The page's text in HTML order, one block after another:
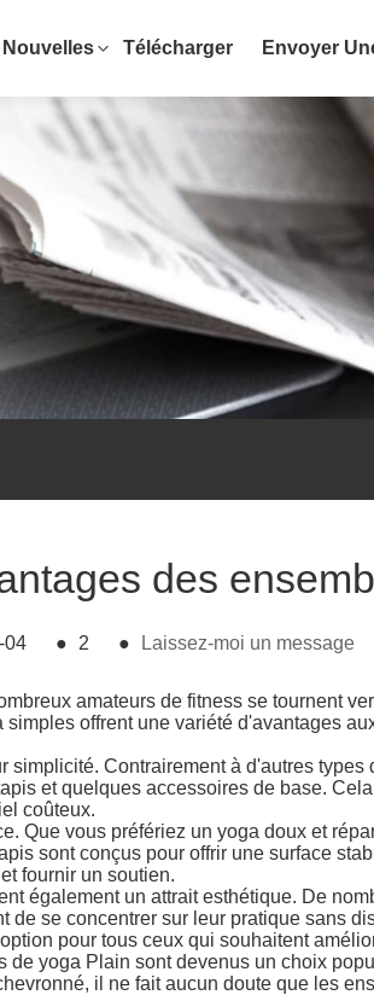
Nouvelles Télécharger Envoyer
des
04 ● 2 ● Laissez-moi un message
amateurs de fitness se tournent
offrent une variété d'avantages
simplicité. Contrairement à d'autres
et quelques accessoires de base.
coûteux.
Que vous préfériez un yoga doux et
sont conçus pour offrir une surface
fournir un soutien.
également un attrait esthétique. De
de se concentrer sur leur pratique sans
pour tous ceux qui souhaitent
yoga Plain sont devenus un choix
il ne fait aucun doute que les